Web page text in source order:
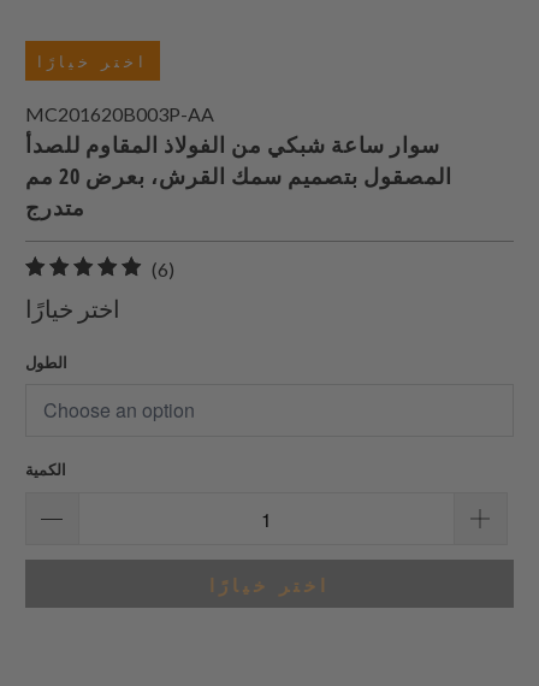
اختر خيارًا
MC201620B003P-AA
سوار ساعة شبكي من الفولاذ المقاوم للصدأ
المصقول بتصميم سمك القرش، بعرض 20 مم
متدرج
(6)
اختر خيارًا
الطول
الكمية
اختر خيارًا